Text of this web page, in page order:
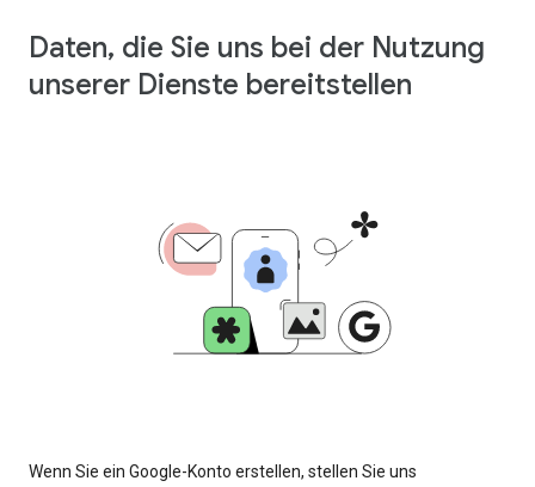
Daten, die Sie uns bei der Nutzung
unserer Dienste bereitstellen
Wenn Sie ein Google-Konto erstellen, stellen Sie uns